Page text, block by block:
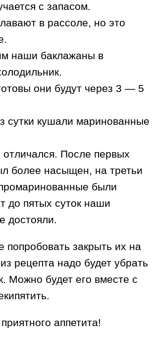
с запасом.
в рассоле, но это
наши баклажаны в
они будут через 3 — 5
сутки кушали маринованные
отличался. После первых
более насыщен, на третьи
были
до пятых суток наши
достояли.
закрыть их на
рецепта надо будет убрать
Можно будет его вместе с
аппетита!